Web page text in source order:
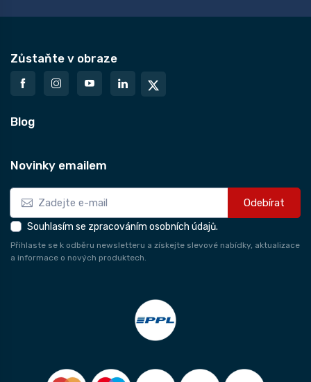
Zůstaňte v obraze
Blog
Novinky emailem
Odebírat
Souhlasím se zpracováním osobních údajů.
Přihlaste se k odběru newsletteru a získejte slevové nabídky, aktualizace
a informace o nových produktech.